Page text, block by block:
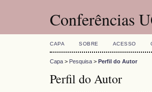
Conferências
CAPA SOBRE ACESSO
Capa > Pesquisa > Perfil do Autor
Perfil do Autor